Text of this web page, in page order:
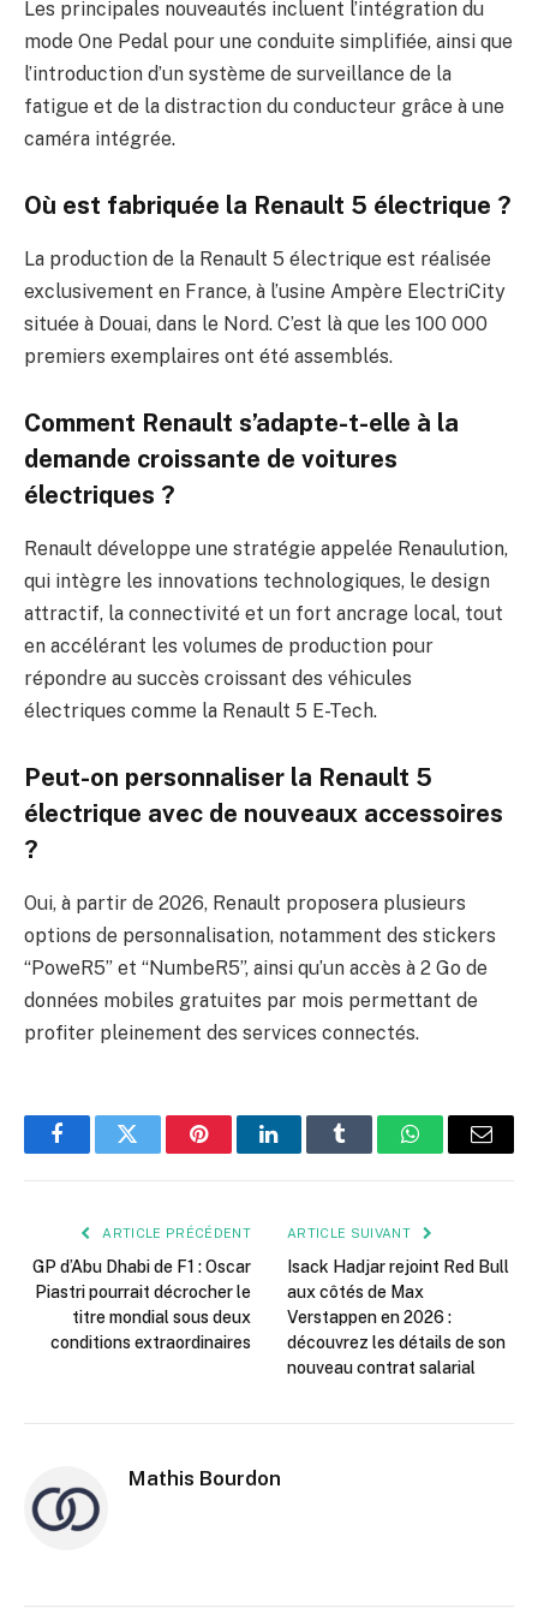
Les principales nouveautés incluent l’intégration du
mode One Pedal pour une conduite simplifiée, ainsi que
l’introduction d’un système de surveillance de la
fatigue et de la distraction du conducteur grâce à une
caméra intégrée.
Où est fabriquée la Renault 5 électrique ?
La production de la Renault 5 électrique est réalisée
exclusivement en France, à l’usine Ampère ElectriCity
située à Douai, dans le Nord. C’est là que les 100 000
premiers exemplaires ont été assemblés.
Comment Renault s’adapte-t-elle à la
demande croissante de voitures
électriques ?
Renault développe une stratégie appelée Renaulution,
qui intègre les innovations technologiques, le design
attractif, la connectivité et un fort ancrage local, tout
en accélérant les volumes de production pour
répondre au succès croissant des véhicules
électriques comme la Renault 5 E-Tech.
Peut-on personnaliser la Renault 5
électrique avec de nouveaux accessoires
?
Oui, à partir de 2026, Renault proposera plusieurs
options de personnalisation, notamment des stickers
“PoweR5” et “NumbeR5”, ainsi qu’un accès à 2 Go de
données mobiles gratuites par mois permettant de
profiter pleinement des services connectés.
FacebookTwitter PinterestLinkedInTumblr WhatsApp
E-
ARTICLE PRÉCÉDENT
GP d’Abu Dhabi de F1 : Oscar
Piastri pourrait décrocher le
titre mondial sous deux
conditions extraordinaires
ARTICLE SUIVANT
Isack Hadjar rejoint Red Bull
aux côtés de Max
Verstappen en 2026 :
découvrez les détails de son
nouveau contrat salarial
Mathis Bourdon